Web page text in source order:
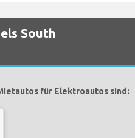
South
für Elektroautos sind: